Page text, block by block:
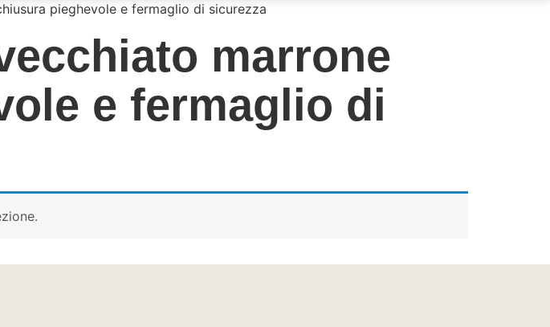
pieghevole e fermaglio di sicurezza
marrone
e fermaglio di